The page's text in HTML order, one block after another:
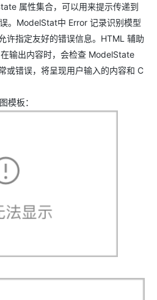
属性集合，可以用来提示传递到
。ModelStat中 Error 记录识别模型
许指定友好的错误信息。HTML 辅助
输出内容时，会检查 ModelState
或错误，将呈现用户输入的内容和 C
模板：